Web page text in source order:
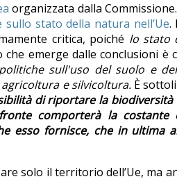
organizzata dalla
sullo stato della natura nell’Ue.
critica, poiché lo stato
che emerge dalle conclusioni è
sull'uso del suolo e
e silvicoltura. È
di riportare la
comporterà la
esso fornisce, che in ultima
solo il territorio dell’Ue, ma